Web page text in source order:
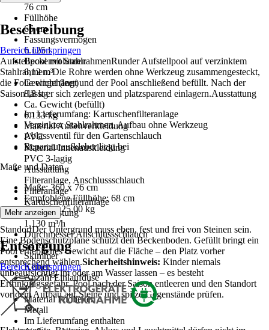
76 cm
Füllhöhe
66 cm
Fassungsvermögen
6.125 l
Beckenvolumen
6,12 m³
Gewicht (leer)
8,8 kg
Ca. Gewicht (befüllt)
6.133 kg
Material Außenverkleidung
PVC
Material Innenauskleidung
PVC 3-lagig
Ausstattung
Filteranlage, Anschlussschlauch
Filteranlage
Kartuschenfilteranlage
Förderleistung
1,130 m³/h
Durchmesser Anschlussschlauch
32 mm
Skimmer
Keiner
Anzahl Einlaufdüse
1
Material Poolleiter
Metall
Im Lieferumfang enthalten
Beschreibung
Bereich überspringen
Aufstellpool mit StahlrahmenRunder Aufstellpool auf verzinktem
Stahlrahmen. Die Rohre werden ohne Werkzeug zusammengesteckt,
die Folie eingehängt und der Pool anschließend befüllt. Nach der
Saison lässt er sich zerlegen und platzsparend einlagern.Ausstattung
Im Lieferumfang: Kartuschenfilteranlage
Verzinkter Stahlrahmen, Aufbau ohne Werkzeug
Ablassventil für den Gartenschlauch
Reparaturaufkleber liegt bei
Maße und Daten
Maße: 360 x 76 cm
Empfohlene Füllhöhe: 68 cm
Gewicht: 25,00 kg
StandortDer Untergrund muss eben, fest und frei von Steinen sein.
Eine Bodenschutzplane schützt den Beckenboden. Gefüllt bringt ein
Pool erhebliches Gewicht auf die Fläche – den Platz vorher
entsprechend wählen.Sicherheitshinweis: Kinder niemals
unbeaufsichtigt im oder am Wasser lassen – es besteht
Ertrinkungsgefahr. Pool nach der Saison entleeren und den Standort
vor dem Aufbau auf Steine und spitze Gegenstände prüfen.
Mehr anzeigen
Entsorgung
Bereich überspringen